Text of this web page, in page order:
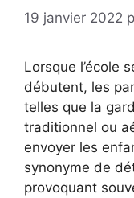
19 janvier 2022
Lorsque l’école
débutent, les
telles que la
traditionnel ou
envoyer les
synonyme de
provoquant